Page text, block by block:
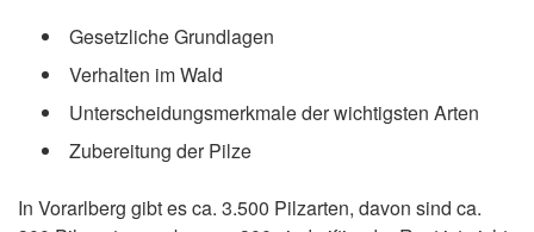
Gesetzliche Grundlagen
Verhalten im Wald
Unterscheidungsmerkmale der wichtigsten Arten
Zubereitung der Pilze
In Vorarlberg gibt es ca. 3.500 Pilzarten, davon sind ca.